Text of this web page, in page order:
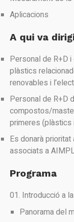
Aplicacions
A qui va
Personal de R+D
plàstics
renovables i
Personal de R+D
compostos/
primeres (plàstics
Es donarà
associats a
Programa
Introducció a
Panorama del